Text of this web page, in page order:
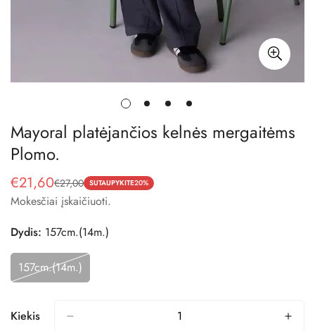
Mayoral platėjančios kelnės mergaitėms
Plomo.
Pardavimo
kaina
€21,60
Reguliari
kaina
€27,00 SUTAUPYKITE20%
Mokesčiai įskaičiuoti.
Dydis: 157cm.(14m.)
157cm.(14m.)
Variantas
Išparduotas
Nepasiekiamas
Kiekis